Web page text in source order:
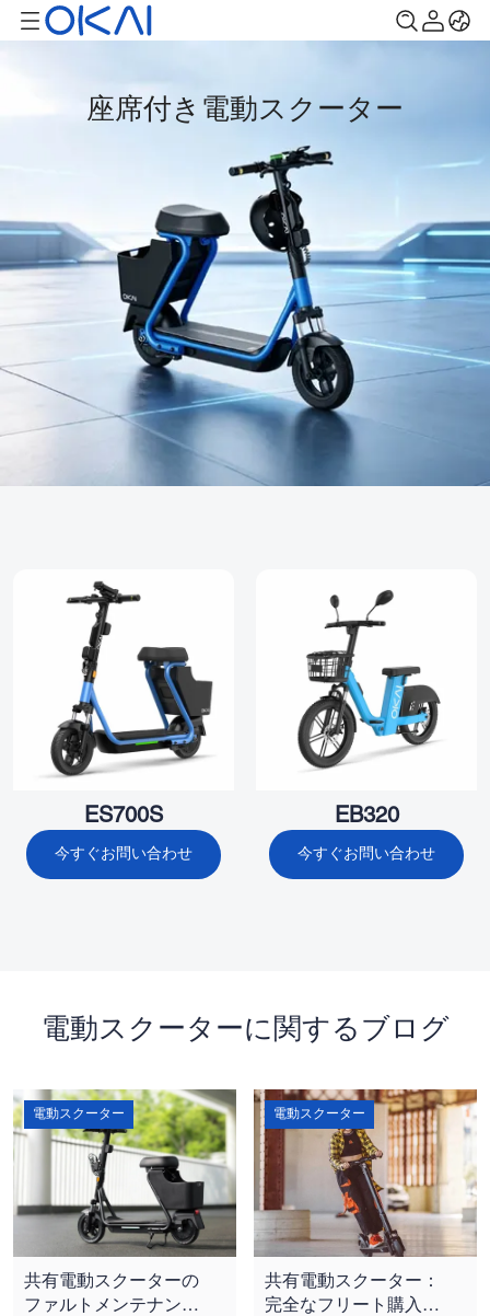
座席付き電動スクーター
ES700S
今すぐお問い合わせ
EB320
今すぐお問い合わせ
電動スクーターに関するブログ
電動スクーター
共有電動スクーターの
ファルトメンテナンス
電動スクーター
共有電動スクーター：
完全なフリート購入者